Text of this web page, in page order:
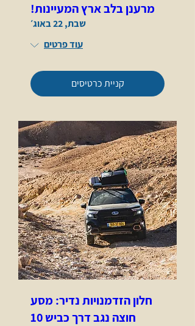
מרענן בלב ארץ המעיינות!
שבת, 22 באוג׳
עוד פרטים
קניית כרטיסים
חלון הזדמנויות נדיר: מסע
חוצה נגב דרך כביש 10